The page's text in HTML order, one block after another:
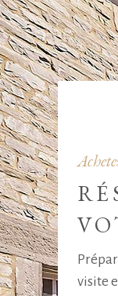
visite